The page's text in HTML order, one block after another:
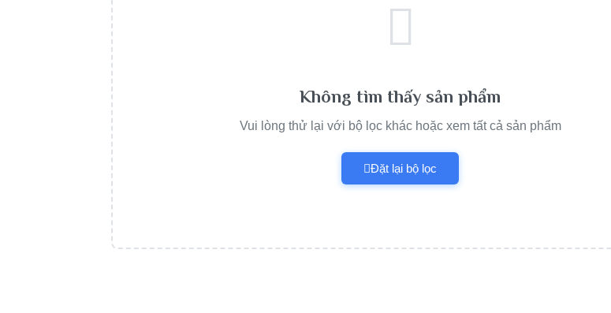
Không tìm thấy sản phẩm
Vui lòng thử lại với bộ lọc khác hoặc xem tất cả sản phẩm
Đặt lại bộ lọc